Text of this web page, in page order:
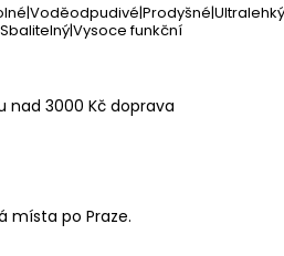
funkční
nad 3000 Kč doprava
místa po Praze.